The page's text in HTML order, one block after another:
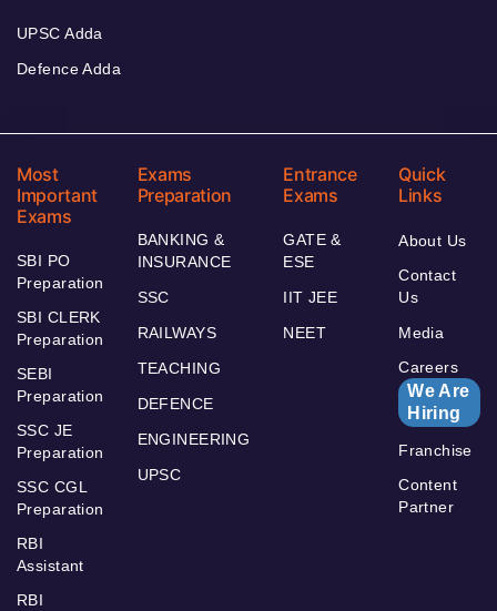
UPSC Adda
Defence Adda
Most
Important
Exams
SBI PO
Preparation
SBI CLERK
Preparation
SEBI
Preparation
SSC JE
Preparation
SSC CGL
Preparation
RBI
Assistant
RBI
Exams
Preparation
BANKING &
INSURANCE
SSC
RAILWAYS
TEACHING
DEFENCE
ENGINEERING
UPSC
Entrance
Exams
GATE &
ESE
IIT JEE
NEET
Quick
Links
About Us
Contact
Us
Media
Careers
We Are
Hiring
Franchise
Content
Partner